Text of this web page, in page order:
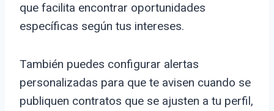
que facilita encontrar oportunidades
específicas según tus intereses.
También puedes configurar alertas
personalizadas para que te avisen cuando se
publiquen contratos que se ajusten a tu perfil,